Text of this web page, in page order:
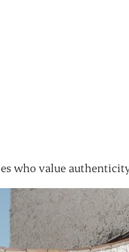
value authenticity